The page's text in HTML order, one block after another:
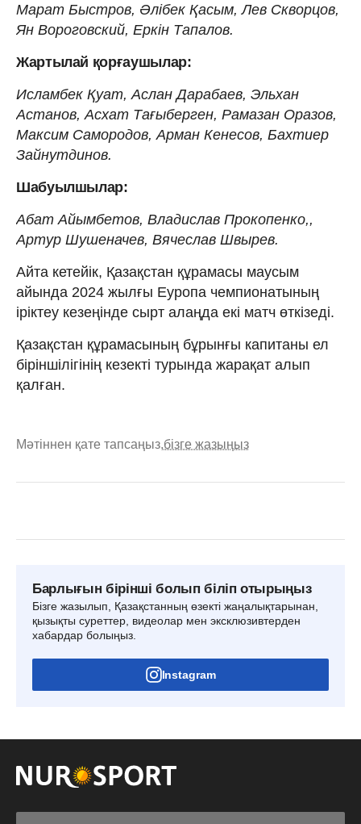
Марат Быстров, Әлібек Қасым, Лев Скворцов,
Ян Вороговский, Еркін Тапалов.
Жартылай қорғаушылар:
Исламбек Қуат, Аслан Дарабаев, Эльхан
Астанов, Асхат Тағыберген, Рамазан Оразов,
Максим Самородов, Арман Кенесов, Бахтиер
Зайнутдинов.
Шабуылшылар:
Абат Айымбетов, Владислав Прокопенко,,
Артур Шушеначев, Вячеслав Швырев.
Айта кетейік, Қазақстан құрамасы маусым
айында 2024 жылғы Еуропа чемпионатының
іріктеу кезеңінде сырт алаңда екі матч өткізеді.
Қазақстан құрамасының бұрынғы капитаны ел
біріншілігінің кезекті турында жарақат алып
қалған.
Мәтіннен қате тапсаңыз,бізге жазыңыз
Барлығын бірінші болып біліп отырыңыз
Бізге жазылып, Қазақстанның өзекті жаңалықтарынан,
қызықты суреттер, видеолар мен эксклюзивтерден
хабардар болыңыз.
Instagram